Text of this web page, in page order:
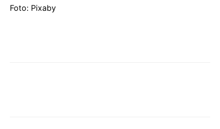
Foto: Pixaby